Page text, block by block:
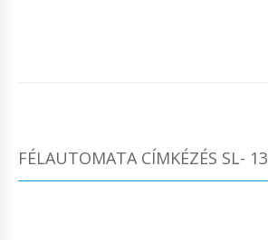
FÉLAUTOMATA CÍMKÉZÉS SL- 13